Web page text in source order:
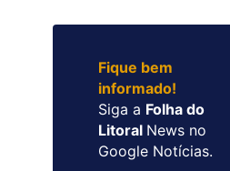
Fique bem
informado!
Siga a Folha do
Litoral News no
Google Notícias.